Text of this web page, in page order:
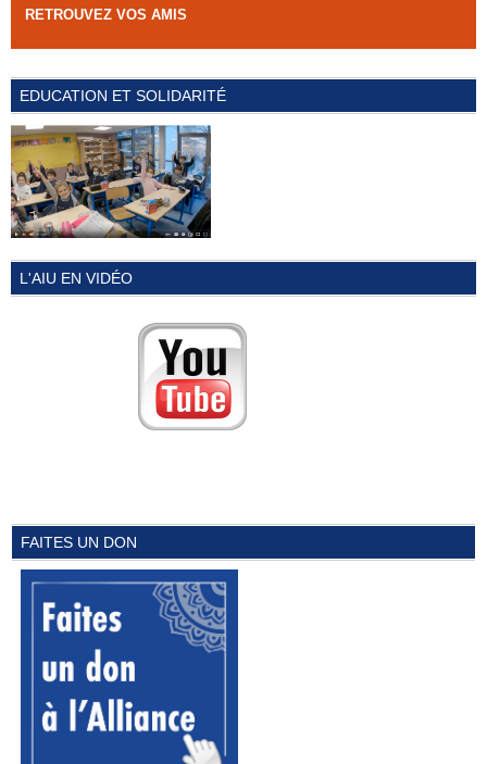
RETROUVEZ VOS AMIS
EDUCATION ET SOLIDARITÉ
L'AIU EN VIDÉO
FAITES UN DON